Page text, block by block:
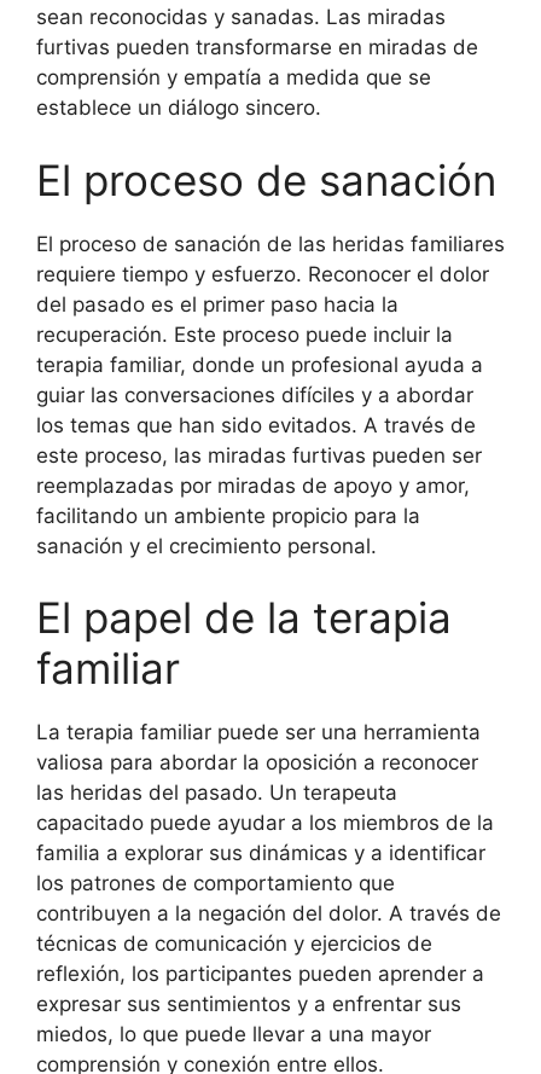
sean reconocidas y sanadas. Las miradas
furtivas pueden transformarse en miradas de
comprensión y empatía a medida que se
establece un diálogo sincero.
El proceso de sanación
El proceso de sanación de las heridas familiares
requiere tiempo y esfuerzo. Reconocer el dolor
del pasado es el primer paso hacia la
recuperación. Este proceso puede incluir la
terapia familiar, donde un profesional ayuda a
guiar las conversaciones difíciles y a abordar
los temas que han sido evitados. A través de
este proceso, las miradas furtivas pueden ser
reemplazadas por miradas de apoyo y amor,
facilitando un ambiente propicio para la
sanación y el crecimiento personal.
El papel de la terapia
familiar
La terapia familiar puede ser una herramienta
valiosa para abordar la oposición a reconocer
las heridas del pasado. Un terapeuta
capacitado puede ayudar a los miembros de la
familia a explorar sus dinámicas y a identificar
los patrones de comportamiento que
contribuyen a la negación del dolor. A través de
técnicas de comunicación y ejercicios de
reflexión, los participantes pueden aprender a
expresar sus sentimientos y a enfrentar sus
miedos, lo que puede llevar a una mayor
comprensión y conexión entre ellos.